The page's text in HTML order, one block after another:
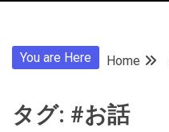
You are Here Home
タグ: #お話